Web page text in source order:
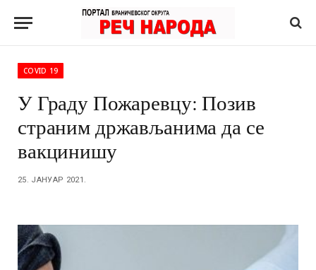
COVID 19
У Граду Пожаревцу: Позив
страним држављанима да се
вакцинишу
25. ЈАНУАР 2021.